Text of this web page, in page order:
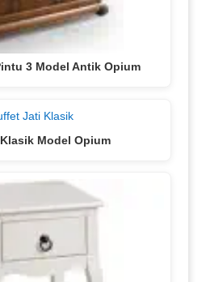
3 Model Antik Opium
Model Opium